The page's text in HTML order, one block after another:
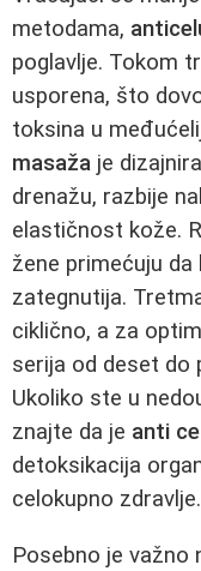
metodama,
poglavlje. Tokom
usporena, što
toksina u
masaža je
drenažu, razbije
elastičnost kože.
žene primećuju
zategnutija.
ciklično, a za
serija od deset do
Ukoliko ste u
znajte da je anti
detoksikacija
celokupno zdravlje.
Posebno je važno